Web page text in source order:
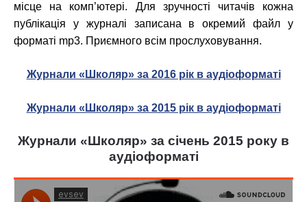
місце на комп’ютері. Для зручності читачів кожна
публікація у журналі записана в окремий файл у
форматі mp3. Приємного всім прослуховування.
Журнали «Школяр» за 2016 рік в аудіоформаті
Журнали «Школяр» за 2015 рік в аудіоформаті
Журнали «Школяр» за січень 2015 року в
аудіоформаті